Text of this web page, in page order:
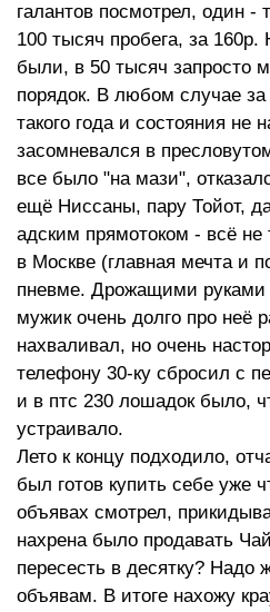
галантов посмотрел, один -
100 тысяч пробега, за 160р.
были, в 50 тысяч запросто
порядок. В любом случае
такого года и состояния не
засомневался в
все было "на мази",
ещё Ниссаны, пару Тойот,
адским прямотоком - всё
в Москве (главная мечта и
пневме. Дрожащими руками
мужик очень долго про неё
нахваливал, но очень
телефону 30-ку сбросил с
и в птс 230 лошадок было,
устраивало.
Лето к концу подходило,
был готов купить себе уже
объявах смотрел,
нахрена было продавать
пересесть в десятку? Надо
объявам. В итоге нахожу